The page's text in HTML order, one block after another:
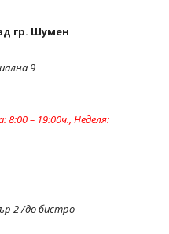
гр. Шумен
9
8:00 – 19:00ч., Неделя:
2 /до бистро